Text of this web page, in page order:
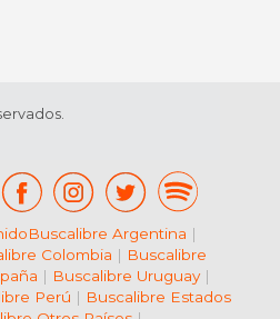
Buscalibre Argentina |
Colombia | Buscalibre
| Buscalibre Uruguay|
Perú | Buscalibre Estados